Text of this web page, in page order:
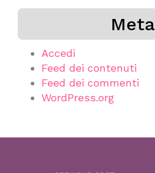
Meta
Accedi
Feed dei contenuti
Feed dei commenti
WordPress.org